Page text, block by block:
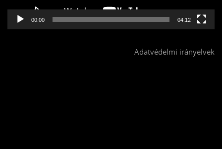
00:00 04:12
Adatvédelmi irányelvek